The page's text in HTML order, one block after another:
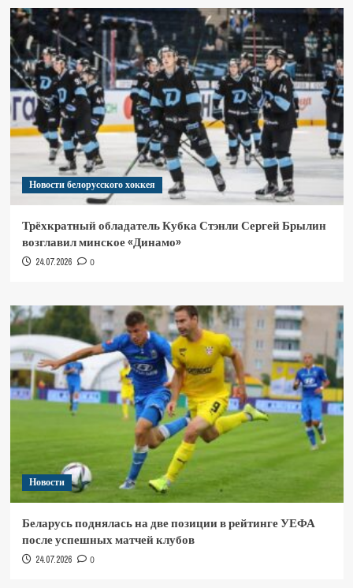
Новости белорусского хоккея
Трёхкратный обладатель Кубка Стэнли Сергей Брылин
возглавил минское «Динамо»
24.07.2026 0
Новости
Беларусь поднялась на две позиции в рейтинге УЕФА
после успешных матчей клубов
24.07.2026 0